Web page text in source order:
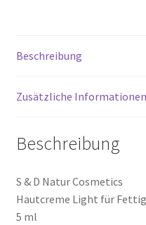
Über uns
Zahlungsarten
Beschreibung
Zusätzliche Informationen
Beschreibung
S & D Natur Cosmetics
Hautcreme Light für
5 ml